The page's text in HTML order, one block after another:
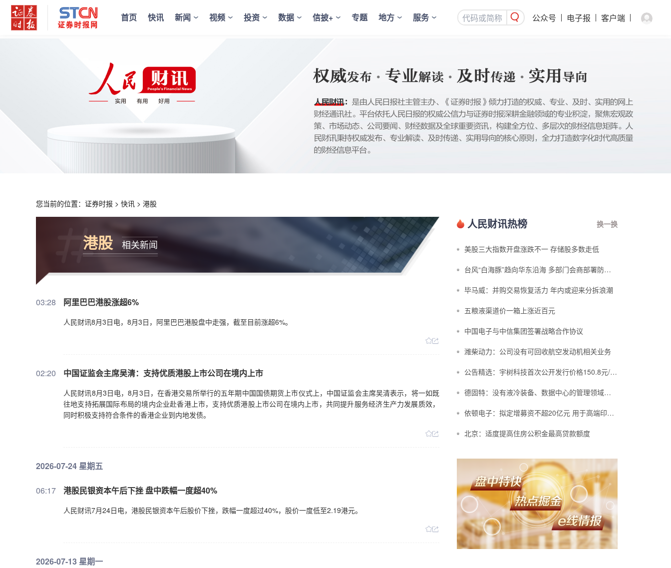
首页 快讯 新闻 视频 投资 数据 信披+ 专题 地方 服务 公众号 电子报 客户端
您当前的位置： 证券时报 > 快讯 > 港股
港股 相关新闻
03:28 阿里巴巴港股涨超6%
人民财讯8月3日电，8月3日，阿里巴巴港股盘中走强，截至目前涨超6%。
02:20 中国证监会主席吴清：支持优质港股上市公司在境内上市
人民财讯8月3日电，8月3日，在香港交易所举行的五年期中国国债期货上市仪式上，中国证监会主席吴清表示，将一如既
往地支持拓展国际布局的境内企业赴香港上市，支持优质港股上市公司在境内上市，共同提升服务经济生产力发展质效，
同时积极支持符合条件的香港企业到内地发债。
2026-07-24 星期五
06:17 港股民银资本午后下挫 盘中跌幅一度超40%
人民财讯7月24日电，港股民银资本午后股价下挫，跌幅一度超过40%，股价一度低至2.19港元。
2026-07-13 星期一
人民财讯热榜 换一换
美股三大指数开盘涨跌不一 存储股多数走低
台风“白海豚”趋向华东沿海 多部门会商部署防汛防台风工作
毕马威：并购交易恢复活力 年内或迎来分拆浪潮
五粮液渠道价一箱上涨近百元
中国电子与中信集团签署战略合作协议
潍柴动力：公司没有可回收航空发动机相关业务
公告精选：宇树科技首次公开发行价格150.8元/股；中复神鹰拟定增募资不超3...
德固特：没有液冷装备、数据中心的管理领域布局或产业规划
依顿电子：拟定增募资不超20亿元 用于高端印制电路板等项目
北京：适度提高住房公积金最高贷款额度